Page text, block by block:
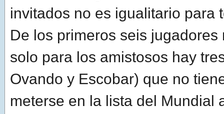
invitados no es igualitario para
De los primeros seis jugadores
solo para los amistosos hay
Ovando y Escobar) que no
meterse en la lista del Mundial